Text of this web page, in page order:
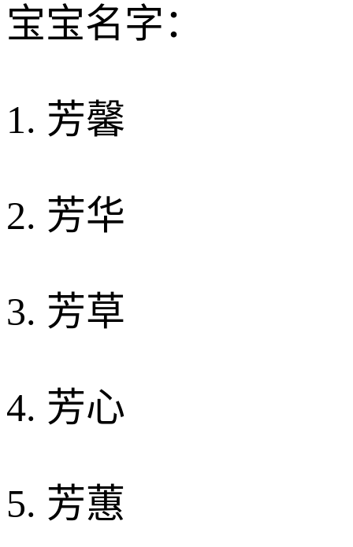
宝宝名字：
1. 芳馨
2. 芳华
3. 芳草
4. 芳心
5. 芳蕙